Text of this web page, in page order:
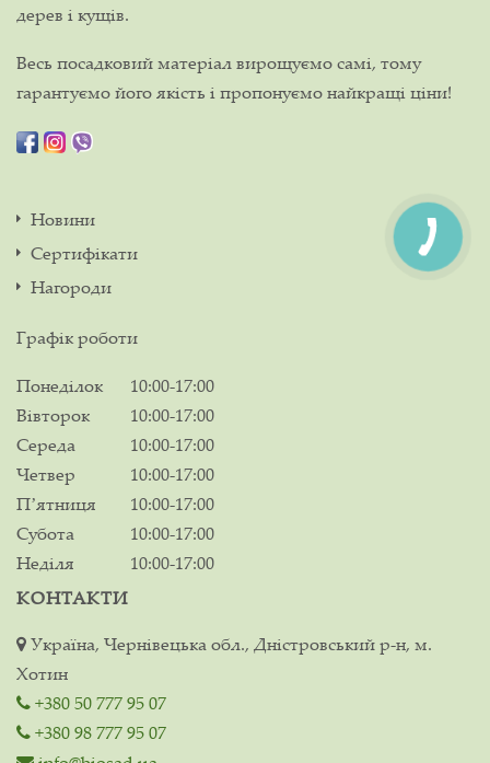
дерев і кущів.
Весь посадковий матеріал вирощуємо самі, тому
гарантуємо його якість і пропонуємо найкращі ціни!
Новини
Сертифікати
Нагороди
Графік роботи
Понеділок
10:00-17:00
Вівторок
10:00-17:00
Середа
10:00-17:00
Четвер
10:00-17:00
Пʼятниця
10:00-17:00
Субота
10:00-17:00
Неділя
10:00-17:00
КОНТАКТИ
Україна, Чернівецька обл., Дністровський р-н, м.
Хотин
+380 50 777 95 07
+380 98 777 95 07